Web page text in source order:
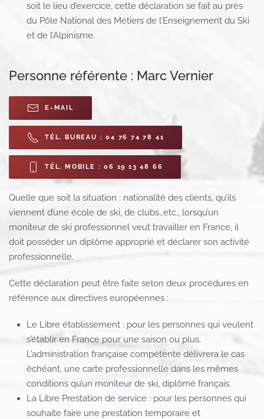
soit le lieu d’exercice, cette déclaration se fait au près
du Pôle National des Métiers de l’Enseignement du Ski
et de l’Alpinisme.
Personne référente : Marc Vernier
E-MAIL
TÉL. BUREAU : 04 76 74 78 41
TÉL. MOBILE : 06 19 13 48 66
Quelle que soit la situation : nationalité des clients, qu’ils
viennent d’une école de ski, de clubs…etc., lorsqu’un
moniteur de ski professionnel veut travailler en France, il
doit posséder un diplôme approprié et déclarer son activité
professionnelle.
Cette déclaration peut être faite selon deux procédures en
référence aux directives européennes :
Le Libre établissement : pour les personnes qui veulent
s’établir en France pour une saison ou plus.
L’administration française compétente délivrera le cas
échéant, une carte professionnelle dans les mêmes
conditions qu’un moniteur de ski, diplômé français.
La Libre Prestation de service : pour les personnes qui
souhaite faire une prestation temporaire et